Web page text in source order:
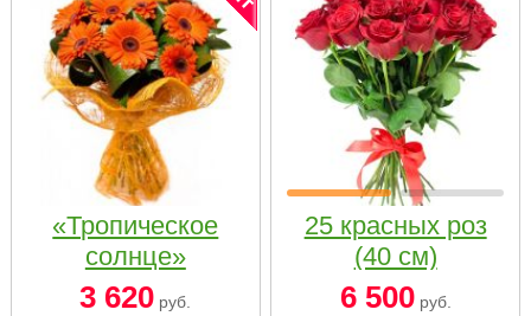
«Тропическое
солнце»
3 620 руб.
25 красных роз
(40 см)
6 500руб.